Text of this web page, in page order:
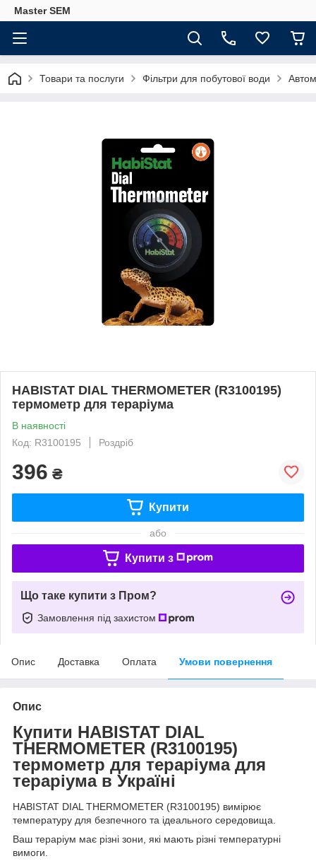
Master SEM
Товари та послуги Фільтри для побутової води
HABISTAT DIAL THERMOMETER (R3100195)
термометр для тераріума
В наявності
Код: R3100195
Роздріб
396 ₴
Купити
або
Купити з
Що таке купити з Пром?
Замовлення під захистом
Опис Доставка Оплата Умови повернення
Опис
Купити HABISTAT DIAL
THERMOMETER (R3100195)
термометр для тераріума для
тераріума в Україні
HABISTAT DIAL THERMOMETER (R3100195) вимірює
температуру для безпечного та ідеального середовища.
Ваш тераріум має різні зони, які мають різні температурні
вимоги.